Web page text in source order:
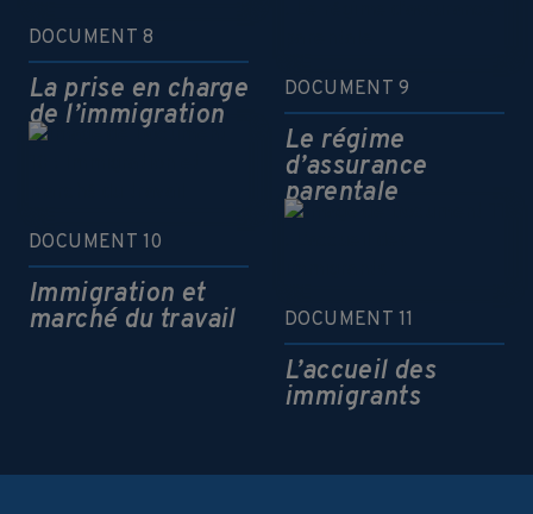
DOCUMENT 8
La prise en charge
de l’immigration
DOCUMENT 9
Le régime
d’assurance
parentale
DOCUMENT 10
Immigration et
marché du travail
DOCUMENT 11
L’accueil des
immigrants